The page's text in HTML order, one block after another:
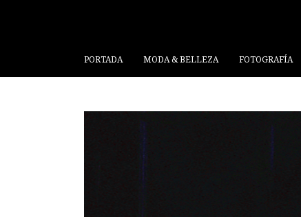
PORTADA MODA & BELLEZA FOTOGRAFÍA